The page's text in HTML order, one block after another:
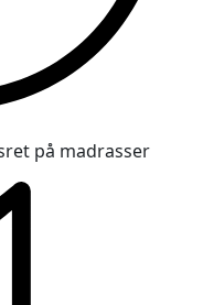
på madrasser